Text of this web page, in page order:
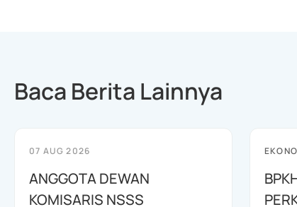
Baca Berita Lainnya
07 AUG 2026
ANGGOTA DEWAN
KOMISARIS NSSS